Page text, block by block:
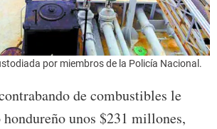
por miembros de la Policía Nacional.
de combustibles le
hondureño unos $231 millones,